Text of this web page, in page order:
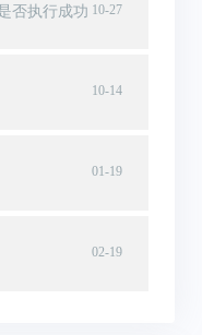
10-27
否执行成功
10-14
01-19
02-19